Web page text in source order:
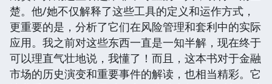
楚。他/她不仅解释了这些工具的定义和运作方式，
更重要的是，分析了它们在风险管理和套利中的实际
应用。我之前对这些东西一直是一知半解，现在终于
可以理直气壮地说，我懂了！而且，这本书对于金融
市场的历史演变和重要事件的解读，也相当精彩。它